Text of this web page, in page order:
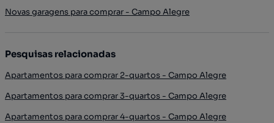
Novas garagens para comprar - Campo Alegre
Pesquisas relacionadas
Apartamentos para comprar 2-quartos - Campo Alegre
Apartamentos para comprar 3-quartos - Campo Alegre
Apartamentos para comprar 4-quartos - Campo Alegre